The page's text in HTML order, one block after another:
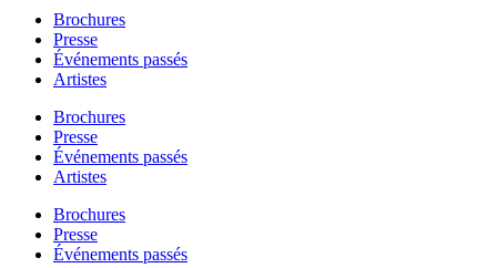
Brochures
Presse
Événements passés
Artistes
Brochures
Presse
Événements passés
Artistes
Brochures
Presse
Événements passés